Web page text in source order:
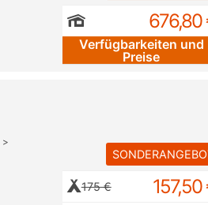
676,80
Verfügbarkeiten und
Preise
175 € 157,50